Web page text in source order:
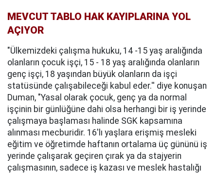
MEVCUT TABLO HAK KAYIPLARINA YOL
AÇIYOR
"Ülkemizdeki çalışma hukuku, 14 -15 yaş aralığında
olanların çocuk işçi, 15 - 18 yaş aralığında olanların
genç işçi, 18 yaşından büyük olanların da işçi
statüsünde çalışabileceği kabul eder.'' diye konuşan
Duman, "Yasal olarak çocuk, genç ya da normal
işçinin bir günlüğüne dahi olsa herhangi bir iş yerinde
çalışmaya başlaması halinde SGK kapsamına
alınması mecburidir. 16'lı yaşlara erişmiş mesleki
eğitim ve öğretimde haftanın ortalama üç gününü iş
yerinde çalışarak geçiren çırak ya da stajyerin
çalışmasının, sadece iş kazası ve meslek hastalığı